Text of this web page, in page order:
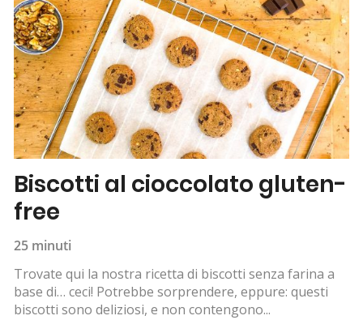
Biscotti al cioccolato gluten-
free
25 minuti
Trovate qui la nostra ricetta di biscotti senza farina a
base di… ceci! Potrebbe sorprendere, eppure: questi
biscotti sono deliziosi, e non contengono...